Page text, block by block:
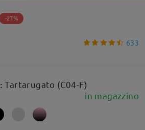
-27%
633
:Tartarugato (C04-F)
in magazzino